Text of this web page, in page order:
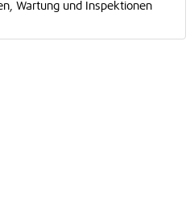
Wartung und Inspektionen